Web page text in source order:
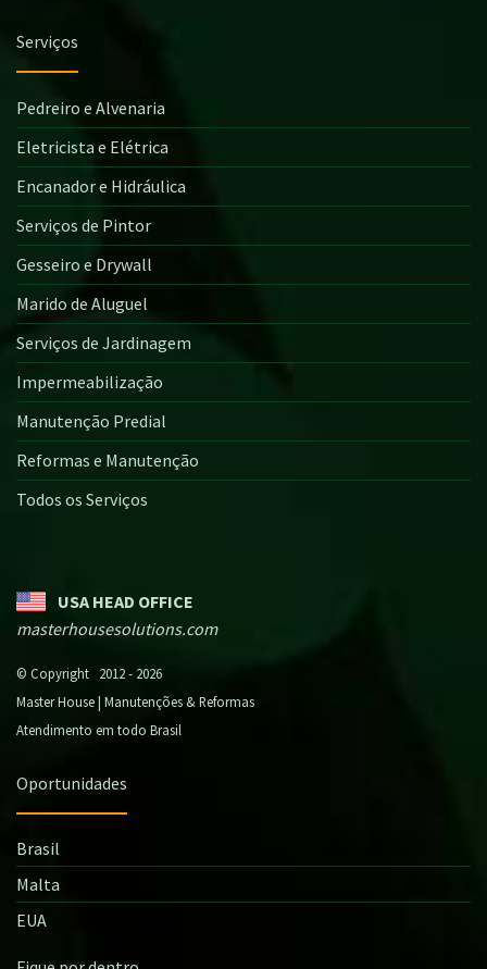
Serviços
Pedreiro e Alvenaria
Eletricista e Elétrica
Encanador e Hidráulica
Serviços de Pintor
Gesseiro e Drywall
Marido de Aluguel
Serviços de Jardinagem
Impermeabilização
Manutenção Predial
Reformas e Manutenção
Todos os Serviços
USA HEAD OFFICE
masterhousesolutions.com
© Copyright 2012 - 2026
Master House | Manutenções & Reformas
Atendimento em todo Brasil
Oportunidades
Brasil
Malta
EUA